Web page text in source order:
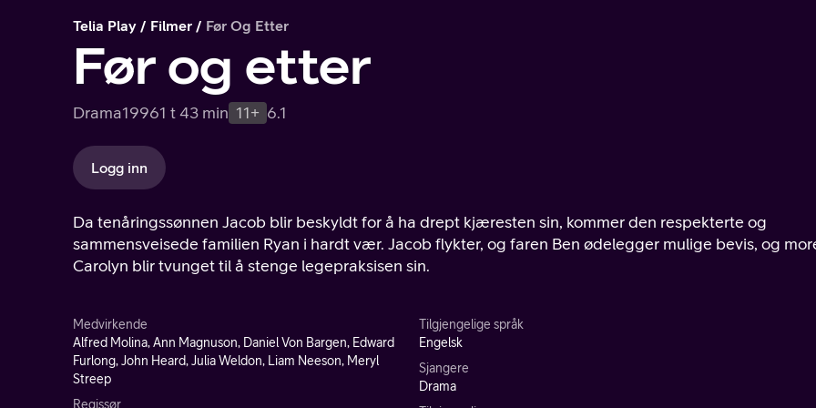
Telia Play Filmer Før Og Etter
Før og etter
Drama19961 t 43 min 11+ 6.1
Logg inn
Da tenåringssønnen Jacob blir beskyldt for å ha drept kjæresten sin, kommer den respekterte og
sammensveisede familien Ryan i hardt vær. Jacob flykter, og faren Ben ødelegger mulige bevis, og
Carolyn blir tvunget til å stenge legepraksisen sin.
Medvirkende
Alfred Molina, Ann Magnuson, Daniel Von Bargen, Edward
Furlong, John Heard, Julia Weldon, Liam Neeson, Meryl
Streep
Regissør
Tilgjengelige språk
Engelsk
Sjangere
Drama